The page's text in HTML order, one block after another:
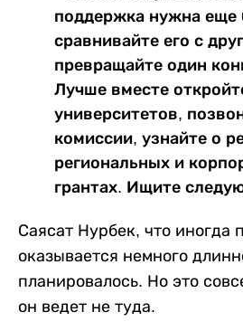
поддержка нужна еще
сравнивайте его с
превращайте один
Лучше вместе
университетов,
комиссии, узнайте о
региональных и
грантах. Ищите
Саясат Нурбек, что иногда
оказывается немного
планировалось. Но это
он ведет не туда.